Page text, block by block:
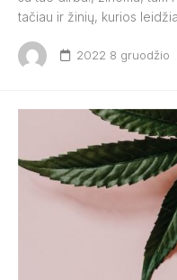
tačiau ir žinių, kurios
2022 8 gruodžio